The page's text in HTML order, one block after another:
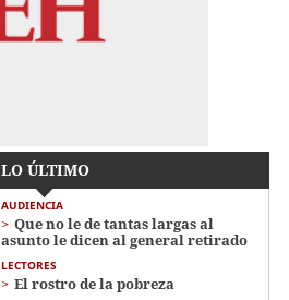
LO ÚLTIMO
AUDIENCIA
Que no le de tantas largas al
asunto le dicen al general retirado
LECTORES
El rostro de la pobreza